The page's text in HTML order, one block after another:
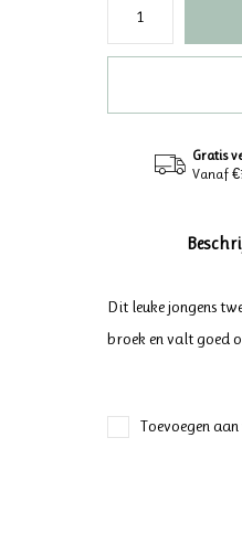
Gratis
Vanaf
Dit leuke jongens
broek en valt goed
Toevoegen